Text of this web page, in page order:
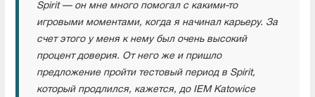
Spirit — он мне много помогал с какими-то
игровыми моментами, когда я начинал карьеру. За
счет этого у меня к нему был очень высокий
процент доверия. От него же и пришло
предложение пройти тестовый период в Spirit,
который продлился, кажется, до IEM Katowice